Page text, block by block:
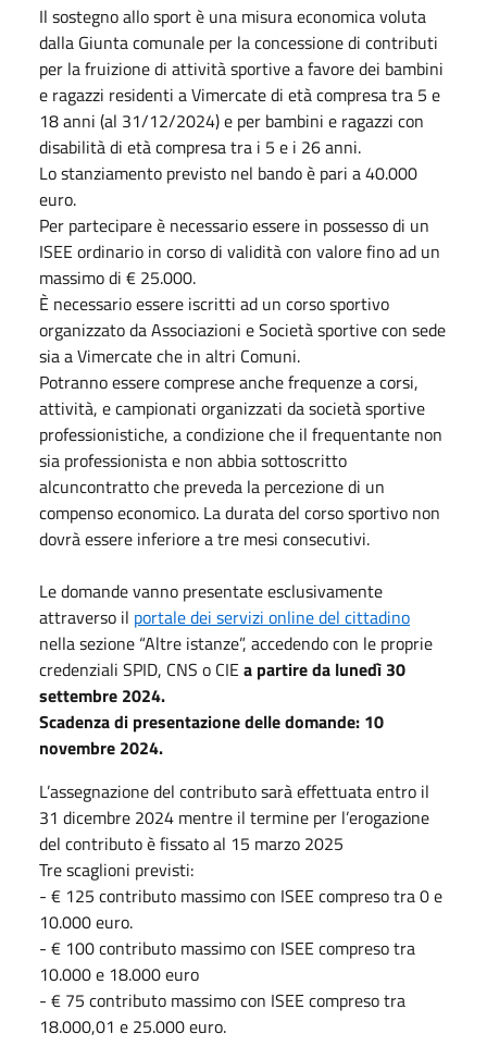
Il sostegno allo sport è una misura economica voluta
dalla Giunta comunale per la concessione di contributi
per la fruizione di attività sportive a favore dei bambini
e ragazzi residenti a Vimercate di età compresa tra 5 e
18 anni (al 31/12/2024) e per bambini e ragazzi con
disabilità di età compresa tra i 5 e i 26 anni.
Lo stanziamento previsto nel bando è pari a 40.000
euro.
Per partecipare è necessario essere in possesso di un
ISEE ordinario in corso di validità con valore fino ad un
massimo di € 25.000.
È necessario essere iscritti ad un corso sportivo
organizzato da Associazioni e Società sportive con sede
sia a Vimercate che in altri Comuni.
Potranno essere comprese anche frequenze a corsi,
attività, e campionati organizzati da società sportive
professionistiche, a condizione che il frequentante non
sia professionista e non abbia sottoscritto
alcuncontratto che preveda la percezione di un
compenso economico. La durata del corso sportivo non
dovrà essere inferiore a tre mesi consecutivi.
Le domande vanno presentate esclusivamente
attraverso il portale dei servizi online del cittadino
nella sezione “Altre istanze”, accedendo con le proprie
credenziali SPID, CNS o CIE a partire da lunedì 30
settembre 2024.
Scadenza di presentazione delle domande: 10
novembre 2024.
L’assegnazione del contributo sarà effettuata entro il
31 dicembre 2024 mentre il termine per l’erogazione
del contributo è fissato al 15 marzo 2025
Tre scaglioni previsti:
- € 125 contributo massimo con ISEE compreso tra 0 e
10.000 euro.
- € 100 contributo massimo con ISEE compreso tra
10.000 e 18.000 euro
- € 75 contributo massimo con ISEE compreso tra
18.000,01 e 25.000 euro.